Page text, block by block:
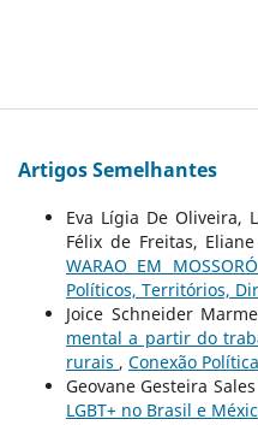
Artigos Semelhantes
Eva Lígia De Oliveira,
Félix de Freitas, Eliane
WARAO EM
Políticos, Territórios,
Joice Schneider
mental a partir do
rurais , Conexão
Geovane Gesteira
LGBT+ no Brasil e